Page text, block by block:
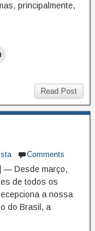
principalmente,
Read Post
Comments
— Desde março,
de todos os
a nossa
do Brasil, a